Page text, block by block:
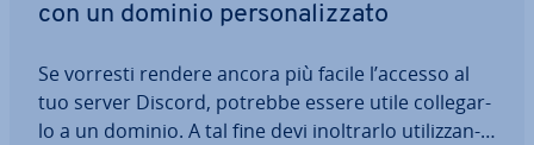
con un dominio per­so­na­liz­za­to
Se vorresti rendere ancora più facile l’accesso al
tuo server Discord, potrebbe essere utile col­le­gar­
lo a un dominio. A tal fine devi inol­trar­lo uti­liz­zan­